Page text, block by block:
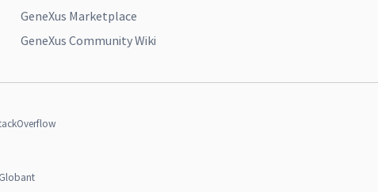
GeneXus Marketplace
GeneXus Community Wiki